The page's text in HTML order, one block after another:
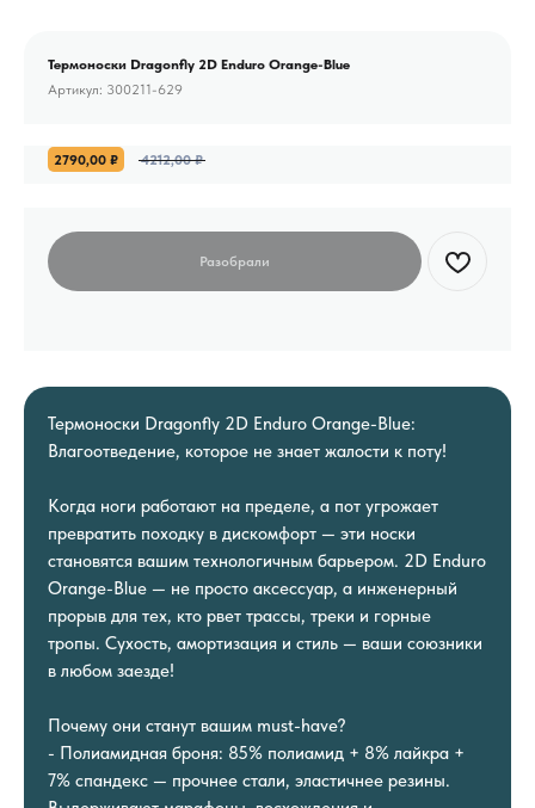
Термоноски Dragonfly 2D Enduro Orange-Blue
Артикул: 300211-629
2790,00 ₽ 4212,00 ₽
Термоноски Dragonfly 2D Enduro Orange-Blue:
Влагоотведение, которое не знает жалости к поту!
Когда ноги работают на пределе, а пот угрожает
превратить походку в дискомфорт — эти носки
становятся вашим технологичным барьером. 2D Enduro
Orange-Blue — не просто аксессуар, а инженерный
прорыв для тех, кто рвет трассы, треки и горные
тропы. Сухость, амортизация и стиль — ваши союзники
в любом заезде!
Почему они станут вашим must-have?
- Полиамидная броня: 85% полиамид + 8% лайкра +
7% спандекс — прочнее стали, эластичнее резины.